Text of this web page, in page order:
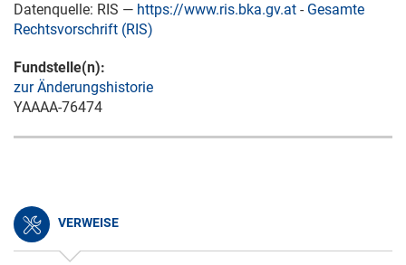
Datenquelle: RIS — https://www.ris.bka.gv.at - Gesamte
Rechtsvorschrift (RIS)
Fundstelle(n):
zur Änderungshistorie
YAAAA-76474
VERWEISE